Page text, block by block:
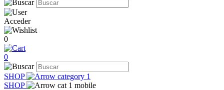
Acceder
0
0
SHOP
SHOP